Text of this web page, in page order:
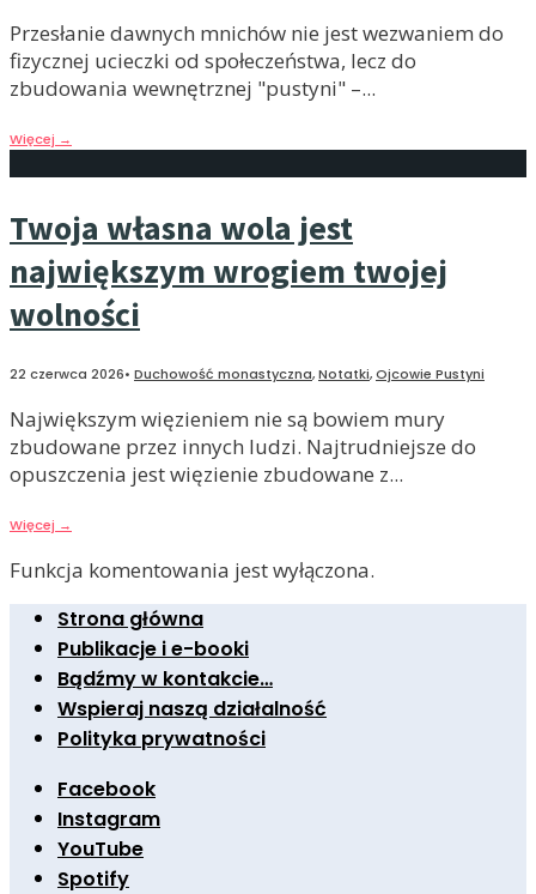
Przesłanie dawnych mnichów nie jest wezwaniem do
fizycznej ucieczki od społeczeństwa, lecz do
zbudowania wewnętrznej "pustyni" –...
Więcej →
Twoja własna wola jest
największym wrogiem twojej
wolności
22 czerwca 2026• Duchowość monastyczna,Notatki,Ojcowie Pustyni
Największym więzieniem nie są bowiem mury
zbudowane przez innych ludzi. Najtrudniejsze do
opuszczenia jest więzienie zbudowane z...
Więcej →
Funkcja komentowania jest wyłączona.
Strona główna
Publikacje i e-booki
Bądźmy w kontakcie…
Wspieraj naszą działalność
Polityka prywatności
Facebook
Instagram
YouTube
Spotify